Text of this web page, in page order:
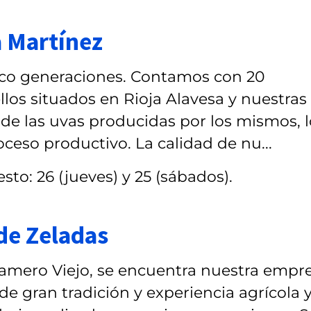
Martínez
generaciones. Contamos con 20
situados en Rioja Alavesa y nuestras
las uvas producidas por los mismos,
productivo. La calidad de nu...
26 (jueves) y 25 (sábados).
Zeladas
Viejo, se encuentra nuestra
gran tradición y experiencia agrícola